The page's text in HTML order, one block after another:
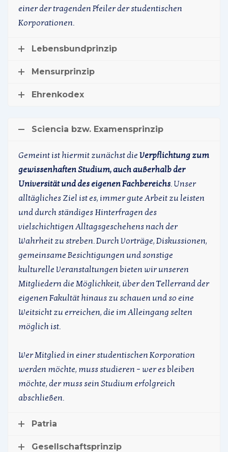
einer der tragenden Pfeiler der studentischen
Korporationen.
Lebensbundprinzip
Mensurprinzip
Ehrenkodex
Sciencia bzw. Examensprinzip
Gemeint ist hiermit zunächst die Verpflichtung zum
gewissenhaften Studium, auch außerhalb der
Universität und des eigenen Fachbereichs. Unser
alltägliches Ziel ist es, immer gute Arbeit zu leisten
und durch ständiges Hinterfragen des
vielschichtigen Alltagsgeschehens nach der
Wahrheit zu streben. Durch Vorträge, Diskussionen,
gemeinsame Besichtigungen und sonstige
kulturelle Veranstaltungen bieten wir unseren
Mitgliedern die Möglichkeit, über den Tellerrand der
eigenen Fakultät hinaus zu schauen und so eine
Weitsicht zu erreichen, die im Alleingang selten
möglich ist.
Wer Mitglied in einer studentischen Korporation
werden möchte, muss studieren – wer es bleiben
möchte, der muss sein Studium erfolgreich
abschließen.
Patria
Gesellschaftsprinzip